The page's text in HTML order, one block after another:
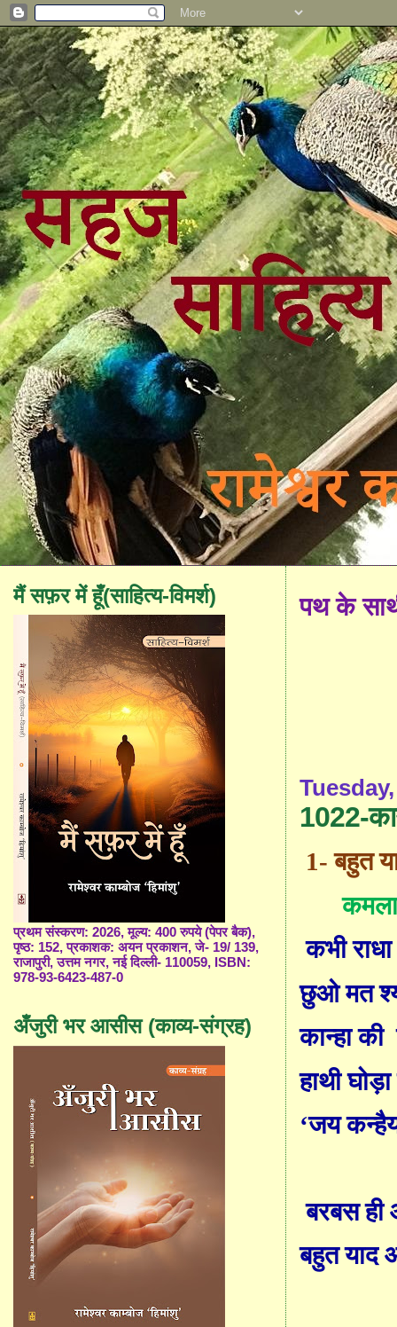
पथ के
1022-
1- बहुत
कभी
छुओ मत
कान्हाकी
हाथी
‘जय
बरबस ही
बहुत याद
मैं सफ़र में हूँ(साहित्य-विमर्श)
प्रथम संस्करण: 2026, मूल्य: 400 रुपये (पेपर बैक),
पृष्ठ: 152, प्रकाशक: अयन प्रकाशन, जे- 19/ 139,
राजापुरी, उत्तम नगर, नई दिल्ली- 110059, ISBN:
978-93-6423-487-0
अँजुरी भर आसीस (काव्य-संग्रह)